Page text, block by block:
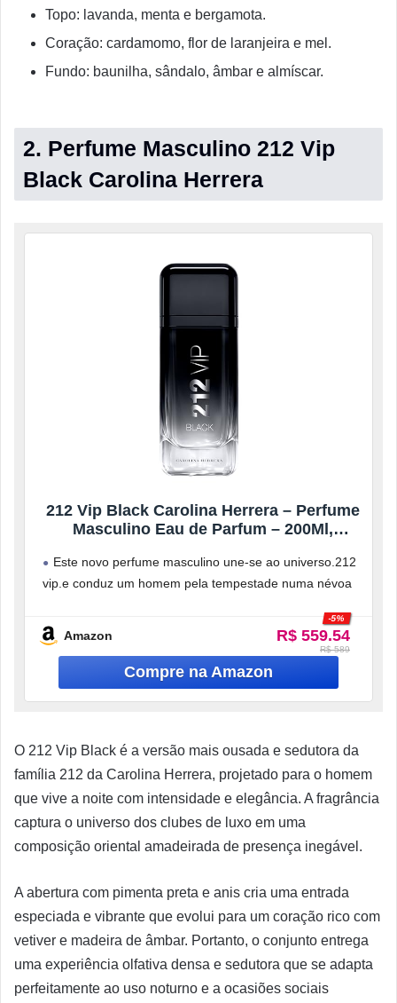
Topo: lavanda, menta e bergamota.
Coração: cardamomo, flor de laranjeira e mel.
Fundo: baunilha, sândalo, âmbar e almíscar.
2. Perfume Masculino 212 Vip
Black Carolina Herrera
212 Vip Black Carolina Herrera – Perfume
Masculino Eau de Parfum – 200Ml,
Este novo perfume masculino une-se ao universo.212
vip.e conduz um homem pela tempestade numa névoa
Revelando
Amazon R$ 559.54
-5%
R$ 589
O 212 Vip Black é a versão mais ousada e sedutora da
família 212 da Carolina Herrera, projetado para o homem
que vive a noite com intensidade e elegância. A fragrância
captura o universo dos clubes de luxo em uma
composição oriental amadeirada de presença inegável.
A abertura com pimenta preta e anis cria uma entrada
especiada e vibrante que evolui para um coração rico com
vetiver e madeira de âmbar. Portanto, o conjunto entrega
uma experiência olfativa densa e sedutora que se adapta
perfeitamente ao uso noturno e a ocasiões sociais